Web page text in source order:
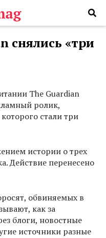
снялись «три
The Guardian
ролик,
стали три
истории о трех
Действие перенесено
обвиняемых в
как за
блоги, новостные
источники разные